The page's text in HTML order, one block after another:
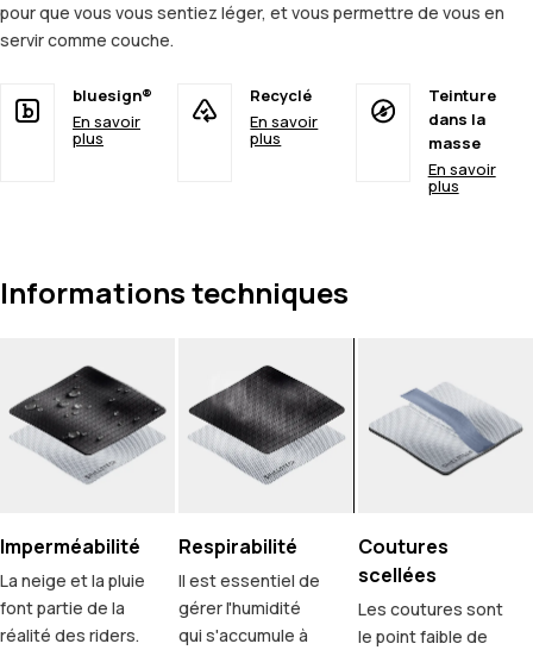
pour que vous vous sentiez léger, et vous permettre de vous en
servir comme couche.
bluesign®
En savoir
plus
Recyclé
En savoir
plus
Teinture
dans la
masse
En savoir
plus
Informations techniques
Imperméabilité
La neige et la pluie
font partie de la
réalité des riders.
Respirabilité
Il est essentiel de
gérer l'humidité
qui s'accumule à
Coutures
scellées
Les coutures sont
le point faible de